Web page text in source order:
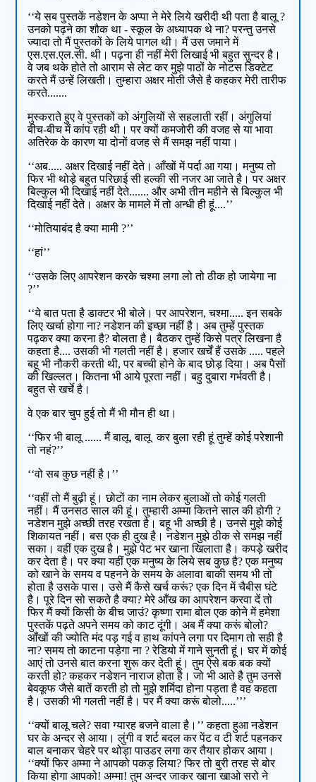
‘‘ये सब पुस्तकें नडेशन के अप्पा ने मेरे लिये खरीदी थी पता है बालू ?
उनको पढ़ने का शौक था - स्कूल के अध्यापक थे ना? परन्तु उनसे
ज्यादा तो मैं पुस्तकों के लिये पागल थी। मैं उस जमाने में
एस.एस.एल.सी. थी। पढ़ना ही नहीं मेरी लिखाई भी बहुत सुन्दर है।
वे जब थके होते तो आराम से लेट कर मुझे पाठों के नोटस डिक्टेट
करते मैं उन्हें लिखती। तुम्हारा अक्षर मोती जैसे है कहकर मेरी तारीफ
करते.......
मुस्कराते हुए वे पुस्तकों को अंगुलियों से सहलाती रहीं। अंगुलियां
बीच-बीच में कांप रही थी। पर क्यों कमजोरी की वजह से या भावा
अतिरेक के कारण या दोनों वजह से मैं समझ नहीं पाया।
‘‘अब..... अक्षर दिखाई नहीं देते। आँखों में पर्दा आ गया। मनुष्य तो
फिर भी थोड़े बहुत परिछाई सी हल्की सी नजर आ जाते है। पर अक्षर
बिल्कुल भी दिखाई नहीं देते....... और अभी तीन महीने से बिल्कुल भी
दिखाई नहीं देते। अक्षर के मामले में तो अन्धी ही हूं....’’
‘‘मोतियाबंद है क्या मामी ?’’
‘‘हां’’
‘‘उसके लिए आपरेशन करके चश्मा लगा लो तो ठीक हो जायेगा ना
?’’
‘‘ये बात पता है डाक्टर भी बोले। पर आपरेशन, चश्मा..... इन सबके
लिए खर्चा होगा ना? नडेशन की इच्छा नहीं है। अब तुम्हें पुस्तक
पढ़कर क्या करना है? बोलता है। बैठकर तुम्हें किसे पत्र लिखना है
कहता है.... उसकी भी गलती नहीं है। हजार खर्चें हैं उसके ..... पहले
बहू भी नौकरी करती थी, पर बच्ची होने के बाद छोड़ दिया। अब पैसों
की खिल्लत। कितना भी आये पूरता नहीं। बहु दुबारा गर्भवती है।
बहुत से खर्चे है।
वे एक बार चुप हुई तो मैं भी मौन ही था।
‘‘फिर भी बालू ...... मैं बालू, बालू कर बुला रही हूं तुम्हें कोई परेशानी
तो नहं?’’
‘‘वो सब कुछ नहीं है।’’
‘‘वहीं तो मैं बुढ़ी हूं। छोटों का नाम लेकर बुलाओं तो कोई गलती
नहीं। मैं उनसठ साल की हूं। तुम्हारी अम्मा कितने साल की होगी ?
नडेशन मुझे अच्छी तरह रखता है। बहू भी अच्छी है। उनसे मुझे कोई
शिकायत नहीं। बस एक ही दुख है। नडेशन मुझे ठीक से समझ नहीं
सका। वहीं एक दुख है। मुझे पेट भर खाना खिलाता है। कपड़े खरीद
कर देता है। पर क्या यहीं एक मनुष्य के लिये सब कुछ है? एक मनुष्य
को खाने के समय व पहनने के समय के अलावा बाकी समय भी तो
होता है उसके पास। उसे मैं कैसे खर्च करूं? एक दिन में चैबीस घंटे
है। पूरे दिन सो सकते है क्या? मेरे आँख का आपरेशन करवा दें तो
फिर मैं क्यों किसी के बीच जाउं? कृष्णा रामा बोल एक कोने में हमेशा
पुस्तकें पढ़ते अपने समय को काट दूंगी। अब मैं क्या करूं बोलो?
आँखों की ज्योति मंद पड़ गई व हाथ कांपने लगा पर दिमाग तो सही है
ना? समय तो काटना पड़ेगा ना ? रेडियो में गाने सुनती हूं। घर में कोई
आएं तो उनसे बात करना शुरू कर देती हूं। तुम ऐसे बक बक क्यों
करती हो? कहकर नडेशन नाराज होता है। जो भी आते है तुम उनसे
बेवकूफ जैसे बातें करती हो तो मुझे शर्मिदा होना पड़ता है वह कहता
है। उसकी भी गलती नहीं है। पर मैं क्या करूं बोलो.....’’’
‘‘क्यों बालू चले? सवा ग्यारह बजने वाला है।’’ कहता हुआ नडेशन
घर के अन्दर से आया। लुंगी व शर्ट बदल कर पेंट व टी शर्ट पहनकर
बाल बनाकर चेहरे पर थोड़ा पाउडर लगा कर तैयार होकर आया।
‘‘क्यों फिर अम्मा ने आपको पकड़ लिया? फिर तो बुरी तरह से बोर
किया होगा आपको! अम्मा! तुम अन्दर जाकर खाना खाओ सरो ने